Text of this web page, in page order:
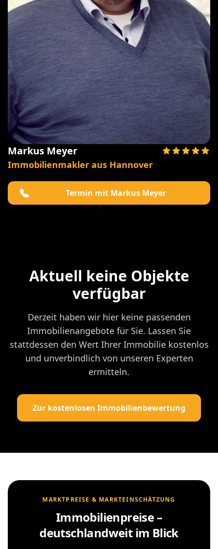
Markus Meyer
Immobilienmakler aus Hannover
Termin mit Markus Meyer
Aktuell keine Objekte
verfügbar
Derzeit haben wir hier keine passenden
Immobilienangebote für Sie. Lassen Sie
stattdessen den Wert Ihrer Immobilie kostenlos
und unverbindlich von unseren Experten
ermitteln.
Zur kostenlosen Immobilienbewertung
MARKTPREISE & MARKTEINSCHÄTZUNG
Immobilienpreise –
deutschlandweit im Blick